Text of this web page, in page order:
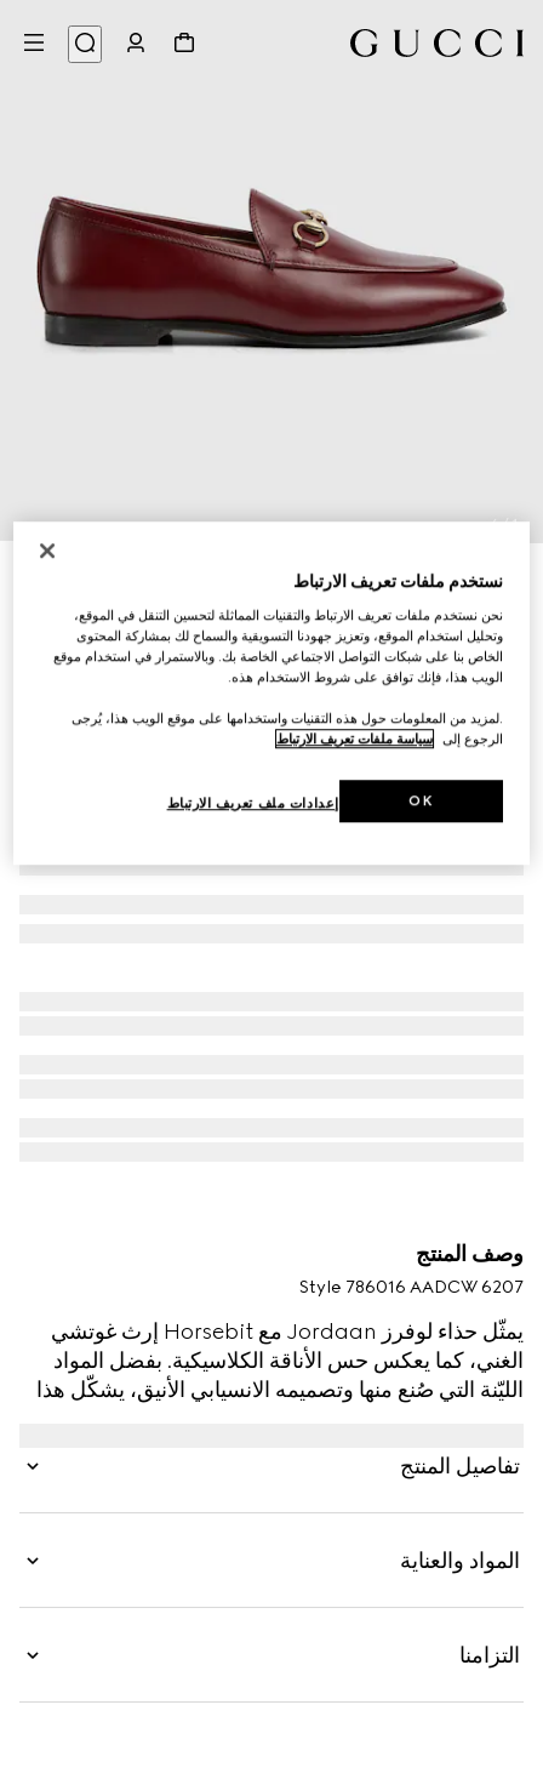
1
/
6
حذاء لوفرز Gucci Jordaan للنساء
تنويعات جلد Rosso Ancora
وصف المنتج
Style ‎786016 AADCW 6207
يمثّل حذاء لوفرز Jordaan مع Horsebit إرث غوتشي
الغني، كما يعكس حس الأناقة الكلاسيكية. بفضل المواد
الليّنة التي صُنع منها وتصميمه الانسيابي الأنيق، يشكّل هذا
تفاصيل المنتج
المواد والعناية
التزامنا
نستخدم ملفات تعريف الارتباط
نحن نستخدم ملفات تعريف الارتباط والتقنيات المماثلة لتحسين التنقل في الموقع،
وتحليل استخدام الموقع، وتعزيز جهودنا التسويقية والسماح لك بمشاركة المحتوى
الخاص بنا على شبكات التواصل الاجتماعي الخاصة بك. وبالاستمرار في استخدام موقع
الويب هذا، فإنك توافق على شروط الاستخدام هذه.
.لمزيد من المعلومات حول هذه التقنيات واستخدامها على موقع الويب هذا، يُرجى
الرجوع إلى سياسة ملفات تعريف الارتباط
إعدادات ملف تعريف الارتباط OK